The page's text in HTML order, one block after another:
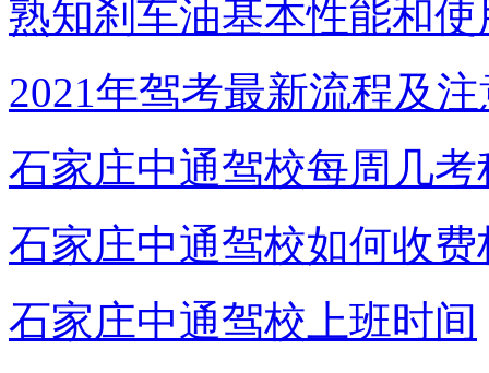
熟知刹车油基本性能和使
2021年驾考最新流程及
石家庄中通驾校每周几考
石家庄中通驾校如何收费
石家庄中通驾校上班时间